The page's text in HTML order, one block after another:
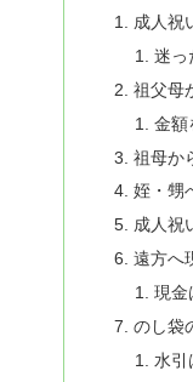
成人祝
迷っ
祖父母
金額
祖母か
姪・甥
成人祝
遠方へ
現金
のし袋
水引